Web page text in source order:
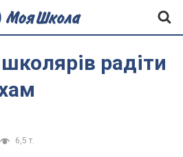
радіти
6,5 т.